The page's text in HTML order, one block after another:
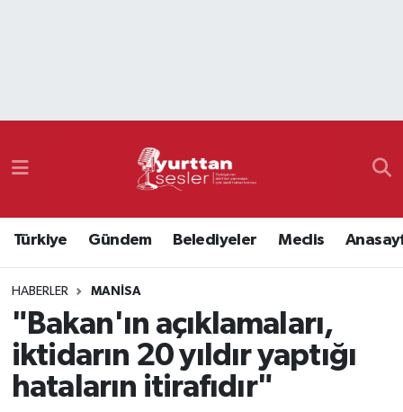
Türkiye Gündem Belediyeler Meclis
HABERLER MANISA
"Bakan'ın açıklamaları,
iktidarın 20 yıldır yaptığı
hataların itirafıdır"
Namaz Vakitleri
Süper Lig Puan Durumu ve Fikstür
Tüm Manşetler
Son Dakika Haberleri
Haber Arşivi